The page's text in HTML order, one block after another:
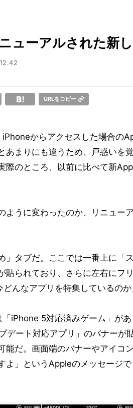
ューアルされた新
URLをコピー
からアクセスした場合の
あまりにも違うため、戸惑いを
際のところ、以前に比べて新
ように変わったのか、リニュー
」タブだ。ここでは一番上に「
貼られており、さらに左右にフ
どんなアプリを特集しているの
「iPhone 5対応済みゲーム」が
デート対応アプリ」のバナー
能だ。画面端のバナーやアイコ
よ」というAppleのメッセージで